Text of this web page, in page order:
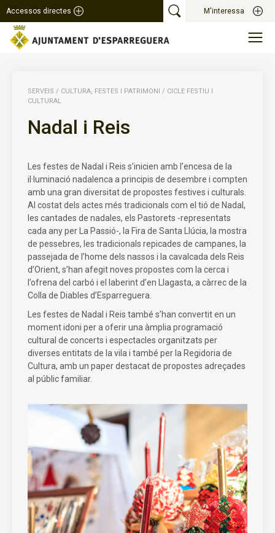
Accessos directes M'interessa
SERVEIS / CULTURA, FESTES I PATRIMONI / CICLE FESTIU I
CULTURAL
Nadal i Reis
Les festes de Nadal i Reis s’inicien amb l’encesa de la
il·luminació nadalenca a principis de desembre i compten
amb una gran diversitat de propostes festives i culturals.
Al costat dels actes més tradicionals com el tió de Nadal,
les cantades de nadales, els Pastorets -representats
cada any per La Passió-, la Fira de Santa Llúcia, la mostra
de pessebres, les tradicionals repicades de campanes, la
passejada de l’home dels nassos i la cavalcada dels Reis
d’Orient, s’han afegit noves propostes com la cerca i
l’ofrena del carbó i el laberint d’en Llagasta, a càrrec de la
Colla de Diables d’Esparreguera.
Les festes de Nadal i Reis també s’han convertit en un
moment idoni per a oferir una àmplia programació
cultural de concerts i espectacles organitzats per
diverses entitats de la vila i també per la Regidoria de
Cultura, amb un paper destacat de propostes adreçades
al públic familiar.